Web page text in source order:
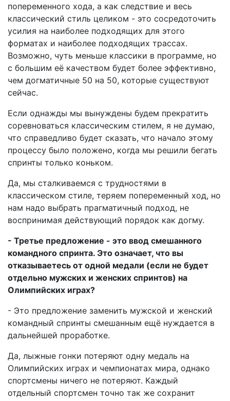
попеременного хода, а как следствие и весь
классический стиль целиком - это сосредоточить
усилия на наиболее подходящих для этого
форматах и наиболее подходящих трассах.
Возможно, чуть меньше классики в программе, но
с большим её качеством будет более эффективно,
чем догматичные 50 на 50, которые существуют
сейчас.
Если однажды мы вынуждены будем прекратить
соревноваться классическим стилем, я не думаю,
что справедливо будет сказать, что начало этому
процессу было положено, когда мы решили бегать
спринты только коньком.
Да, мы сталкиваемся с трудностями в
классическом стиле, теряем попеременный ход, но
нам надо выбрать прагматичный подход, не
воспринимая действующий порядок как догму.
- Третье предложение - это ввод смешанного
командного спринта. Это означает, что вы
отказываетесь от одной медали (если не будет
отдельно мужских и женских спринтов) на
Олимпийских играх?
- Это предложение заменить мужской и женский
командный спринты смешанным ещё нуждается в
дальнейшей проработке.
Да, лыжные гонки потеряют одну медаль на
Олимпийских играх и чемпионатах мира, однако
спортсмены ничего не потеряют. Каждый
отдельный спортсмен точно так же сохранит